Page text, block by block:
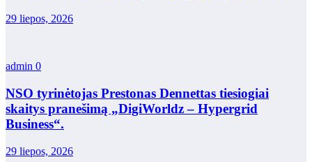
29 liepos, 2026
admin 0
NSO tyrinėtojas Prestonas Dennettas tiesiogiai
skaitys pranešimą „DigiWorldz – Hypergrid
Business“.
29 liepos, 2026